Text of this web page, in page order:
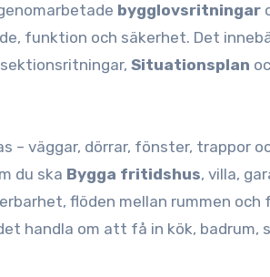
bygglovsritningar
funktion och säkerhet. Det
Situationsplan
– väggar, dörrar, fönster, trappor
du ska Bygga fritidshus, villa,
flöden mellan rummen
handla om att få in kök, badrum,